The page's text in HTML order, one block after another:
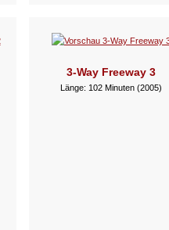
3-Way Freeway 3
Länge: 102 Minuten (2005)